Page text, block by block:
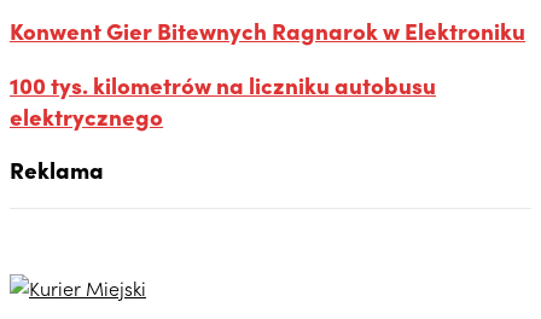
Konwent Gier Bitewnych Ragnarok w Elektroniku
100 tys. kilometrów na liczniku autobusu
elektrycznego
Reklama